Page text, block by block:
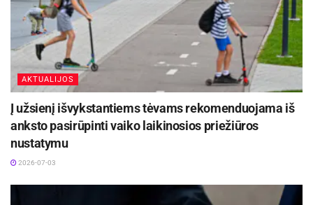
AKTUALIJOS
Į užsienį išvykstantiems tėvams rekomenduojama iš
anksto pasirūpinti vaiko laikinosios priežiūros
nustatymu
2026-07-03